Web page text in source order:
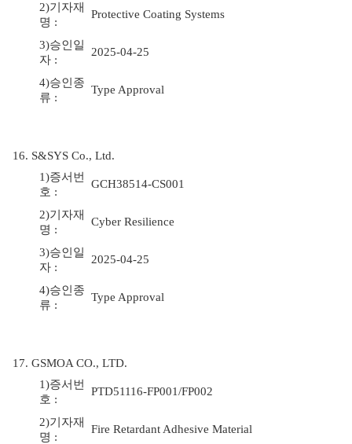
2)기자재
명 :
Protective Coating Systems
3)승인일
자 :
2025-04-25
4)승인종
류 :
Type Approval
16. S&SYS Co., Ltd.
1)증서번
호 :
GCH38514-CS001
2)기자재
명 :
Cyber Resilience
3)승인일
자 :
2025-04-25
4)승인종
류 :
Type Approval
17. GSMOA CO., LTD.
1)증서번
호 :
PTD51116-FP001/FP002
2)기자재
명 :
Fire Retardant Adhesive Material